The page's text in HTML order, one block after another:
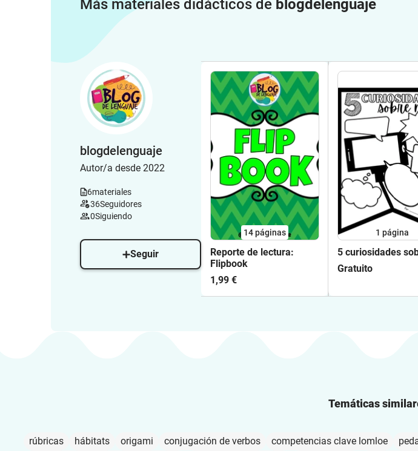
Más materiales didácticos de blogdelenguaje
blogdelenguaje
Autor/a desde 2022
6materiales
36Seguidores
0Siguiendo
Seguir
14páginas
Reporte de lectura:
Flipbook
1,99 €
1 página
5 curiosidades
Gratuito
Temáticas
rúbricas hábitats origami conjugación de verbos competencias clave lomloe